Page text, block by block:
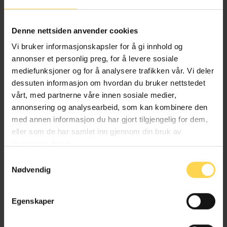
Denne nettsiden anvender cookies
Vi bruker informasjonskapsler for å gi innhold og
annonser et personlig preg, for å levere sosiale
mediefunksjoner og for å analysere trafikken vår. Vi deler
dessuten informasjon om hvordan du bruker nettstedet
vårt, med partnerne våre innen sosiale medier,
annonsering og analysearbeid, som kan kombinere den
med annen informasjon du har gjort tilgjengelig for dem,
eller som de har samlet inn gjennom din bruk av
Nødvendig
Egenskaper
Helse- og omsorgsrett
Angrerettloven
EU/EØS-rett
Forbruker-, kjøps- og konkurranserett